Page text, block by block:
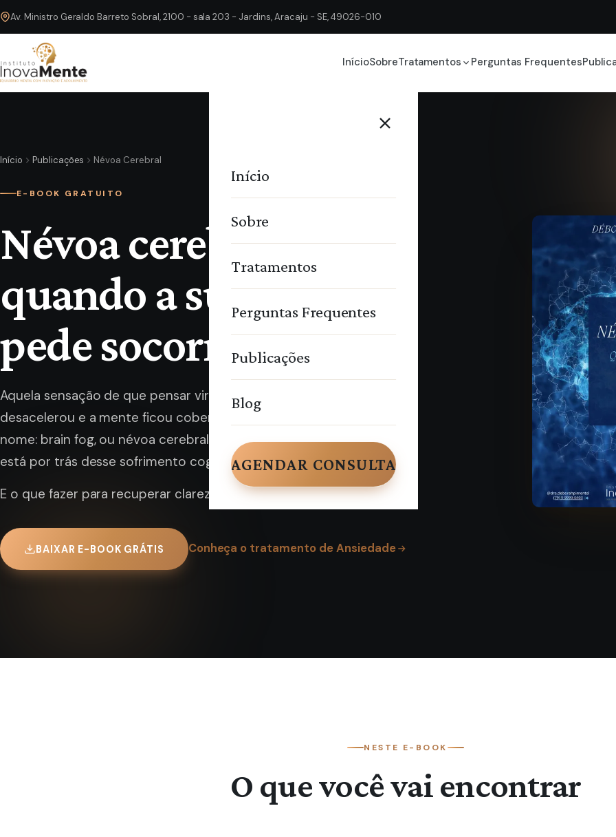
Av. Ministro Geraldo Barreto Sobral, 2100 - sala 203 - Jardins, Aracaju - SE, 49026-010
InícioSobreTratamentos Perguntas Frequentes
Início
Sobre
Tratamentos
Perguntas Frequentes
Publicações
Blog
AGENDAR CONSULTA
Início Publicações Névoa Cerebral
E-BOOK GRATUITO
Névoa cerebral:
quando a sua mente
pede socorro
Aquela sensação de que pensar virou esforço, o raciocínio
desacelerou e a mente ficou coberta por uma névoa tem
nome: brain fog, ou névoa cerebral. Este e-book explica o que
está por trás desse sofrimento cognitivo.
E o que fazer para recuperar clareza e foco.
BAIXAR E-BOOK GRÁTIS Conheça o tratamento de Ansiedade
NESTE E-BOOK
O que você vai encontrar